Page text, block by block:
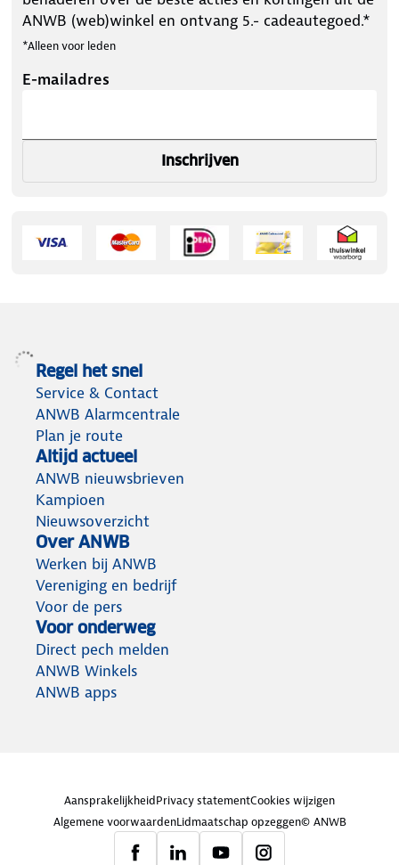
ANWB (web)winkel en ontvang 5.- cadeautegoed.*
*Alleen voor leden
E-mailadres
Inschrijven
Regel het snel
Service & Contact
ANWB Alarmcentrale
Plan je route
Altijd actueel
ANWB nieuwsbrieven
Kampioen
Nieuwsoverzicht
Over ANWB
Werken bij ANWB
Vereniging en bedrijf
Voor de pers
Voor onderweg
Direct pech melden
ANWB Winkels
ANWB apps
AansprakelijkheidPrivacy statementCookies wijzigen
Algemene voorwaardenLidmaatschap opzeggen© ANWB